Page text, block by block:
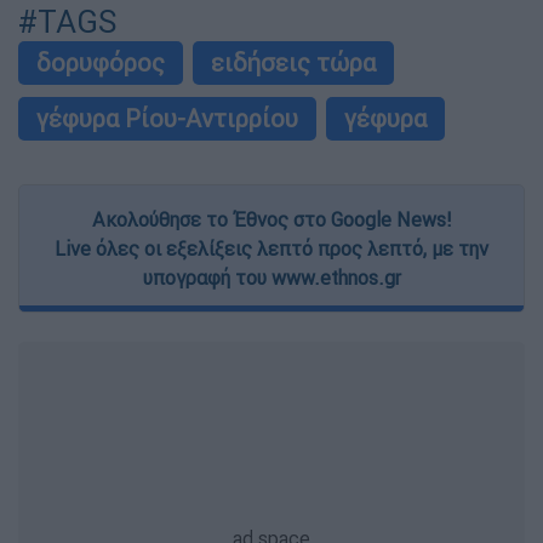
#TAGS
δορυφόρος
ειδήσεις τώρα
γέφυρα Ρίου-Αντιρρίου
γέφυρα
Ακολούθησε το Έθνος στο Google News!
Live όλες οι εξελίξεις λεπτό προς λεπτό, με την
υπογραφή του www.ethnos.gr